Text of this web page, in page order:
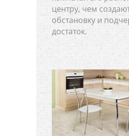
центру, чем
обстановку и
достаток.